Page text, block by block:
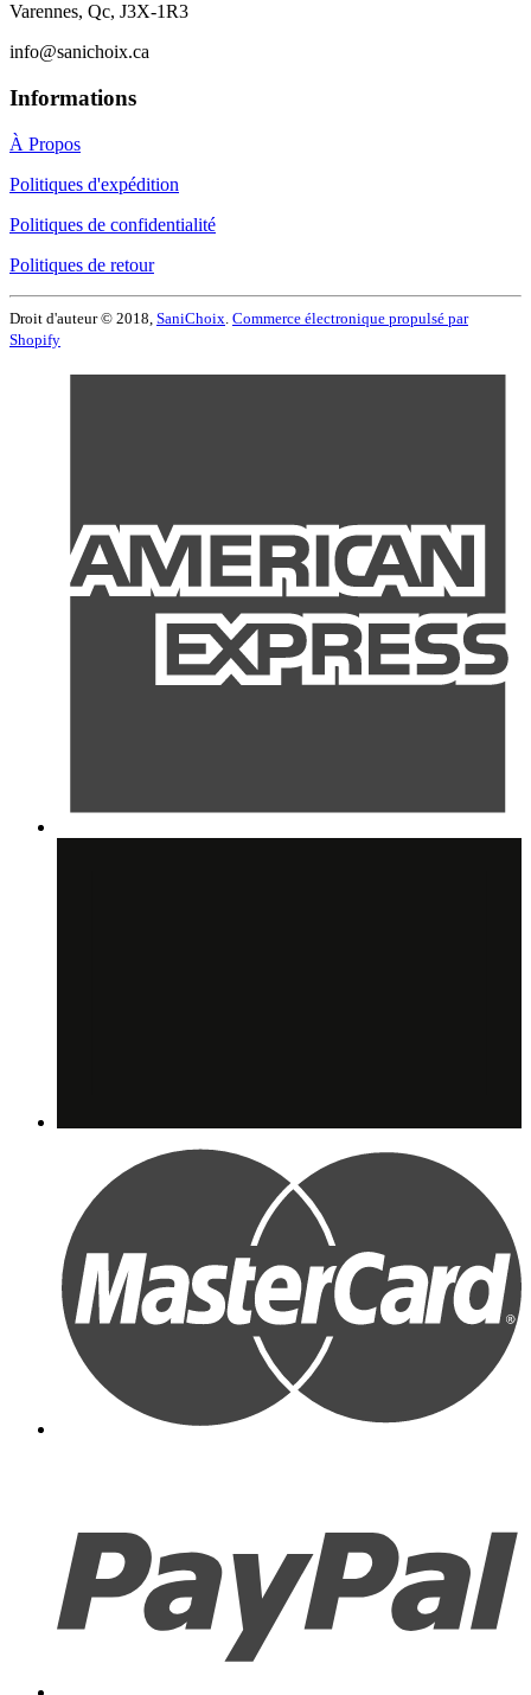
Varennes, Qc, J3X-1R3
info@sanichoix.ca
Informations
À Propos
Politiques d'expédition
Politiques de confidentialité
Politiques de retour
Droit d'auteur © 2018, SaniChoix Commerce électronique propulsé par
Shopify